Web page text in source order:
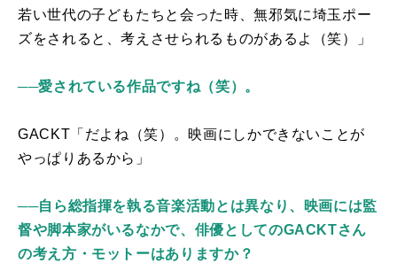
若い世代の子どもたちと会った時、無邪気に埼玉ポー
ズをされると、考えさせられるものがあるよ（笑）」
──愛されている作品ですね（笑）。
GACKT「だよね（笑）。映画にしかできないことが
やっぱりあるから」
──自ら総指揮を執る音楽活動とは異なり、映画には監
督や脚本家がいるなかで、俳優としてのGACKTさん
の考え方・モットーはありますか？